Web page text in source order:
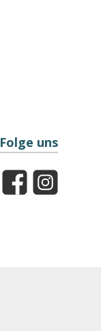
Folge uns
FacebookInstagram